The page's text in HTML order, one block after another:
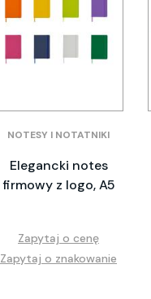
NOTESY I NOTATNIKI
Elegancki notes
firmowy z logo, A5
Zapytaj o cenę
Zapytaj o znakowanie